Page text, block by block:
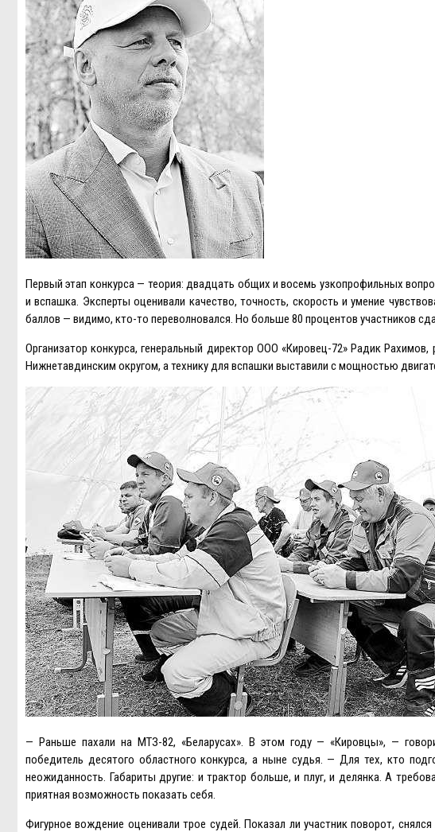
Первый этап конкурса — теория: двадцать общих и восемь узкопрофильных
и вспашка. Эксперты оценивали качество, точность, скорость и умение
баллов — видимо, кто-то переволновался. Но больше 80 процентов участников
Организатор конкурса, генеральный директор ООО «Кировец-72» Радик
Нижнетавдинским округом, а технику для вспашки выставили с мощностью
— Раньше пахали на МТЗ-82, «Беларусах». В этом году — «Кировцы», —
победитель десятого областного конкурса, а ныне судья. — Для тех, кто
неожиданность. Габариты другие: и трактор больше, и плуг, и делянка. А
приятная возможность показать себя.
Фигурное вождение оценивали трое судей. Показал ли участник поворот,